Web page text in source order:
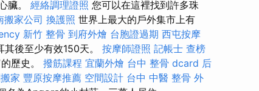
臟。 經絡調理證照 您可以在這裡找到許多珠
搬家公司 換護照 世界上最大的戶外集市上有
新竹 整骨 到府外燴 台胞證過期 西屯按摩
後至少有效150天。 按摩師證照 記帳士 查榜
歷史。 撥筋課程 宜蘭外燴 台中 整骨 dcard 后
家 豐原按摩推薦 空間設計 台中 中醫 整骨 外